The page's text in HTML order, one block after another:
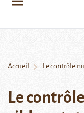
Accueil Le contrôle
Le